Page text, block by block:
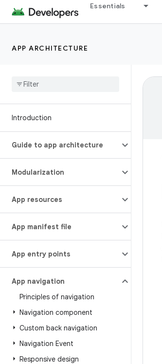
Essentials
APP ARCHITECTURE
Introduction
Guide to app architecture
Modularization
App resources
App manifest file
App entry points
App navigation
Principles of navigation
Navigation component
Custom back navigation
Navigation Event
Responsive design